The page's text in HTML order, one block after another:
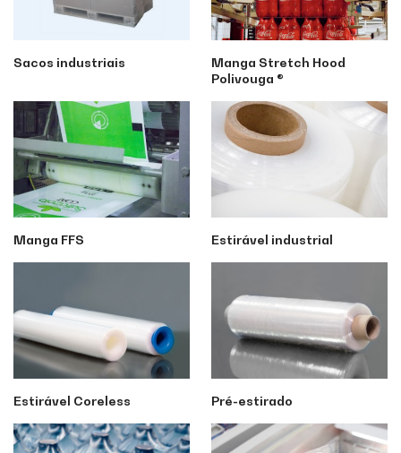
Sacos industriais
Manga Stretch Hood
Polivouga ®
Manga FFS Estirável industrial
Estirável Coreless Pré-estirado